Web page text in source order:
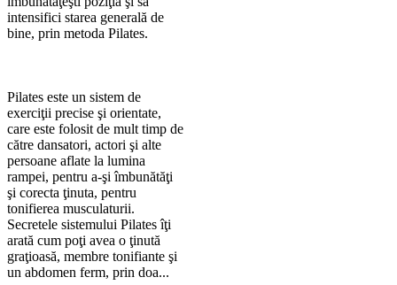
intensifici starea generală de
bine, prin metoda Pilates.
Pilates este un sistem de
exerciţii precise şi orientate,
care este folosit de mult timp de
către dansatori, actori şi alte
persoane aflate la lumina
rampei, pentru a-şi îmbunătăţi
şi corecta ţinuta, pentru
tonifierea musculaturii.
Secretele sistemului Pilates îţi
arată cum poţi avea o ţinută
graţioasă, membre tonifiante şi
un abdomen ferm, prin doa...